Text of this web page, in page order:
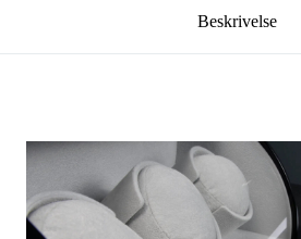
Beskrivelse